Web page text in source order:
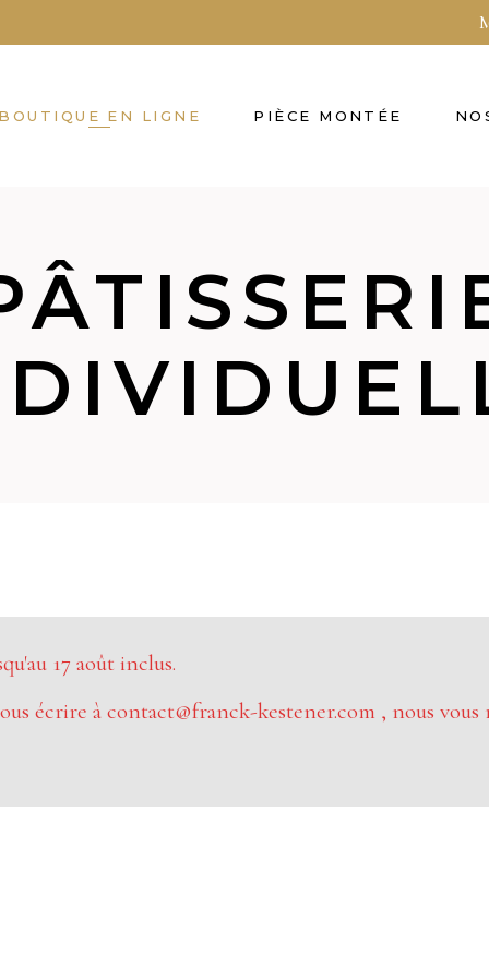
BOUTIQUE EN LIGNE PIÈCE MONTÉE
17 août inclus.
écrire à contact@franck-kestener.com , nous